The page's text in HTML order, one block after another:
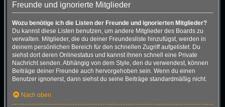
Freunde und ignorierte Mitglieder
Wozu benötige ich die Listen der Freunde und ignorierten Mitglieder?
Du kannst diese Listen benutzen, um andere Mitglieder des Boards zu
verwalten. Mitglieder, die du deiner Freundesliste hinzufügst, werden in
deinem persönlichen Bereich für den schnellen Zugriff aufgelistet. Du
siehst dort deren Onlinestatus und kannst ihnen schnell eine Private
Nachricht senden. Abhängig von dem Style, den du verwendest, können
Beiträge deiner Freunde auch hervorgehoben sein. Wenn du einen
Benutzer ignorierst, dann siehst du seine Beiträge standardmäßig nicht.
Nach oben